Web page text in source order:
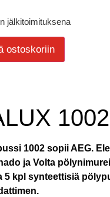
jälkitoimituksena
ostoskoriin
1002
1002 sopii AEG.
ja Volta
5 kpl synteettisiä